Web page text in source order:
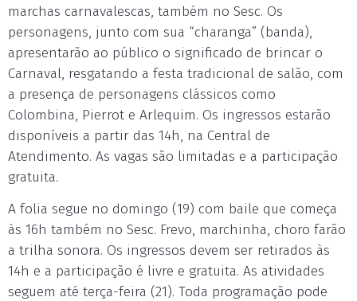
marchas carnavalescas, também no Sesc. Os
personagens, junto com sua “charanga” (banda),
apresentarão ao público o significado de brincar o
Carnaval, resgatando a festa tradicional de salão, com
a presença de personagens clássicos como
Colombina, Pierrot e Arlequim. Os ingressos estarão
disponíveis a partir das 14h, na Central de
Atendimento. As vagas são limitadas e a participação
gratuita.
A folia segue no domingo (19) com baile que começa
às 16h também no Sesc. Frevo, marchinha, choro farão
a trilha sonora. Os ingressos devem ser retirados às
14h e a participação é livre e gratuita. As atividades
seguem até terça-feira (21). Toda programação pode